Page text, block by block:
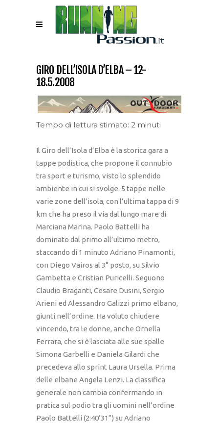
GIRO DELL’ISOLA D’ELBA – 12-
18.5.2008
Tempo di lettura stimato: 2 minuti
Il Giro dell’Isola d’Elba è la storica gara a
tappe podistica, che propone il connubio
tra sport e turismo, visto lo splendido
ambiente in cui si svolge. 5 tappe nelle
varie zone dell’isola, con l’ultima tappa di 9
km che ha preso il via dal lungo mare di
Marciana Marina. Paolo Battelli ha
dominato dal primo all’ultimo metro,
staccando di 1 minuto Adriano Pinamonti,
con Diego Vairos al 3° posto, su Silvio
Gambetta e Cristian Puricelli. Seguono
Claudio Braganti, Cesare Dusini, Sergio
Arieni ed Alessandro Galizzi primo elbano,
giunti nell’ordine. Ha voluto chiudere
vincendo, tra le donne, anche Ornella
Ferrara, che si è lasciata alle sue spalle
Simona Garbelli e Daniela Gilardi che
precedeva allo sprint Laura Ursella. Prima
delle elbane Angela Lenzi. La classifica
generale non cambia confermando in
pratica sul podio tra gli uomini nell’ordine
Paolo Battelli (2:40’31”) su Adriano